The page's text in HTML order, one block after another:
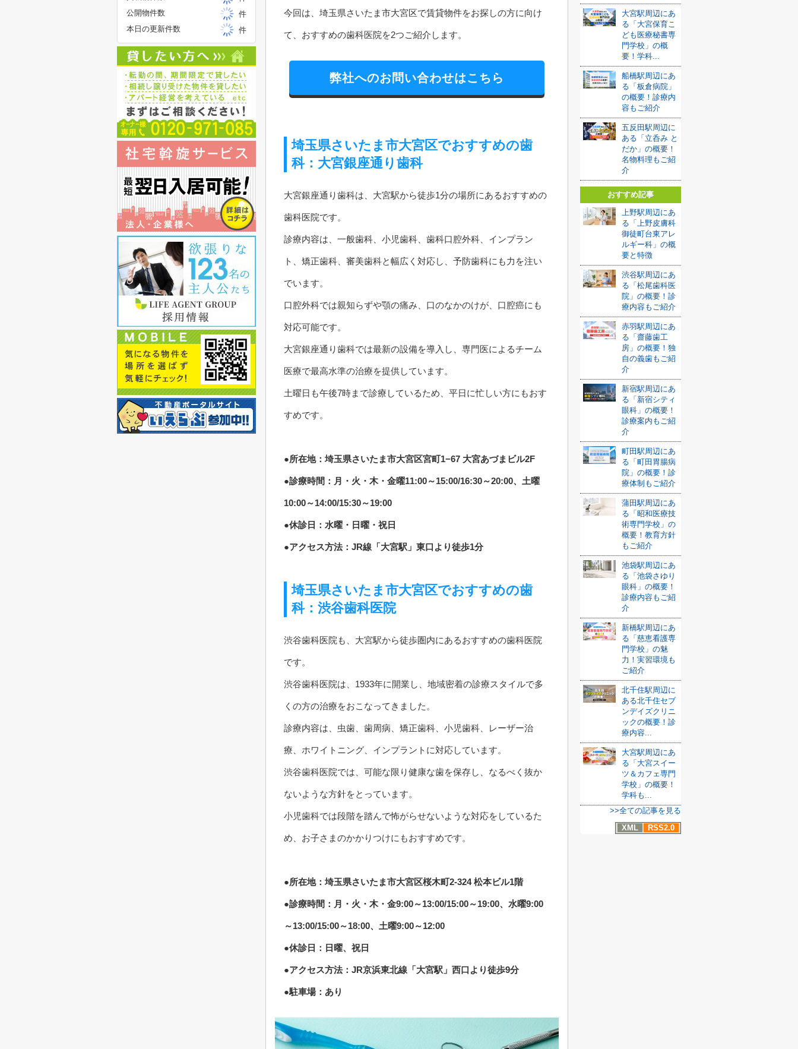
今回は、埼玉県さいたま市大宮区で賃貸物件をお探しの方に向け
て、おすすめの歯科医院を2つご紹介します。
弊社へのお問い合わせはこちら
埼玉県さいたま市大宮区でおすすめの歯
科：大宮銀座通り歯科
大宮銀座通り歯科は、大宮駅から徒歩1分の場所にあるおすすめの
歯科医院です。
診療内容は、一般歯科、小児歯科、歯科口腔外科、インプラン
ト、矯正歯科、審美歯科と幅広く対応し、予防歯科にも力を注い
でいます。
口腔外科では親知らずや顎の痛み、口のなかのけが、口腔癌にも
対応可能です。
大宮銀座通り歯科では最新の設備を導入し、専門医によるチーム
医療で最高水準の治療を提供しています。
土曜日も午後7時まで診療しているため、平日に忙しい方にもおす
すめです。
●所在地：埼玉県さいたま市大宮区宮町1−67 大宮あづまビル2F
●診療時間：月・火・木・金曜11:00～15:00/16:30～20:00、土曜
10:00～14:00/15:30～19:00
●休診日：水曜・日曜・祝日
●アクセス方法：JR線「大宮駅」東口より徒歩1分
埼玉県さいたま市大宮区でおすすめの歯
科：渋谷歯科医院
渋谷歯科医院も、大宮駅から徒歩圏内にあるおすすめの歯科医院
です。
渋谷歯科医院は、1933年に開業し、地域密着の診療スタイルで多
くの方の治療をおこなってきました。
診療内容は、虫歯、歯周病、矯正歯科、小児歯科、レーザー治
療、ホワイトニング、インプラントに対応しています。
渋谷歯科医院では、可能な限り健康な歯を保存し、なるべく抜か
ないような方針をとっています。
小児歯科では段階を踏んで怖がらせないような対応をしているた
め、お子さまのかかりつけにもおすすめです。
●所在地：埼玉県さいたま市大宮区桜木町2-324 松本ビル1階
●診療時間：月・火・木・金9:00～13:00/15:00～19:00、水曜9:00
～13:00/15:00～18:00、土曜9:00～12:00
●休診日：日曜、祝日
●アクセス方法：JR京浜東北線「大宮駅」西口より徒歩9分
●駐車場：あり
大宮駅周辺にあ
る「大宮保育こ
ども医療秘書専
門学校」の概
要！学科...
船橋駅周辺にあ
る「板倉病院」
の概要！診療内
容もご紹介
五反田駅周辺に
ある「立呑み と
だか」の概要！
名物料理もご紹
介
おすすめ記事
上野駅周辺にあ
る「上野皮膚科
御徒町台東アレ
ルギー科」の概
要と特徴
渋谷駅周辺にあ
る「松尾歯科医
院」の概要！診
療内容もご紹介
赤羽駅周辺にあ
る「齋藤歯工
房」の概要！独
自の義歯もご紹
介
新宿駅周辺にあ
る「新宿シティ
眼科」の概要！
診療案内もご紹
介
町田駅周辺にあ
る「町田胃腸病
院」の概要！診
療体制もご紹介
蒲田駅周辺にあ
る「昭和医療技
術専門学校」の
概要！教育方針
もご紹介
池袋駅周辺にあ
る「池袋さゆり
眼科」の概要！
診療内容もご紹
介
新橋駅周辺にあ
る「慈恵看護専
門学校」の魅
力！実習環境も
ご紹介
北千住駅周辺に
ある北千住セブ
ンデイズクリニ
ックの概要！診
療内容...
大宮駅周辺にあ
る「大宮スイー
ツ＆カフェ専門
学校」の概要！
学科も...
>>全ての記事を見る
XML
RSS2.0
公開物件数
件
本日の更新件数
件